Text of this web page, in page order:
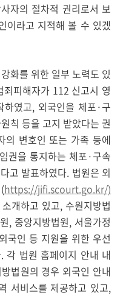
자의 절차적 권리로서 보
이라고 지적해 볼 수 있겠
화를 위한 일부 노력도 있
피해자가 112 신고시 영
였고, 외국인을 체포·구
칙 등을 고지 받았다는 권
의 변호인 또는 가족 등에
권을 통지하는 체포·구속
고 발표하였다. 법원은 외
https://jifi.scourt.go.kr/)
개하고 있고, 수원지방법
, 중앙지방법원, 서울가정
국인 등 지원을 위한 우선
각 법원 홈페이지 안내 내
법원의 경우 외국인 안내
서비스를 제공하고 있고,